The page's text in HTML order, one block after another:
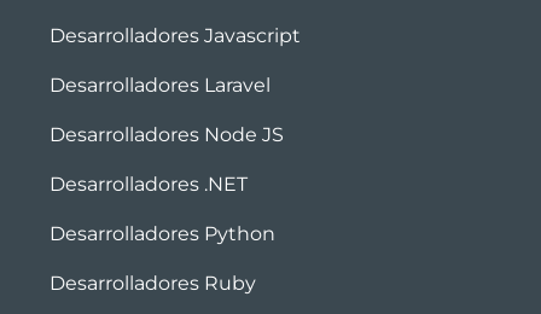
Desarrolladores Javascript
Desarrolladores Laravel
Desarrolladores Node JS
Desarrolladores .NET
Desarrolladores Python
Desarrolladores Ruby